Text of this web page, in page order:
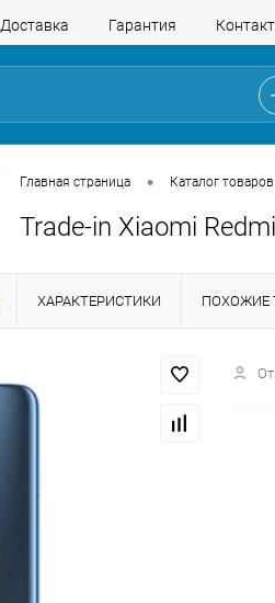
Доставка Гарантия
Главная страница • Каталог товаров
Trade-in Xiaomi
ХАРАКТЕРИСТИКИ ПОХОЖИЕ
Для клиентов
Разбейте